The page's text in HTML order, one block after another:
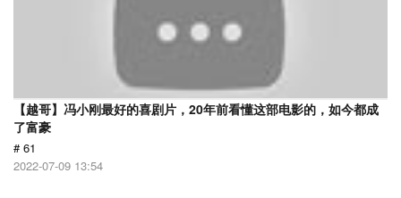
【越哥】冯小刚最好的喜剧片，20年前看懂这部电影的，如今都成
了富豪
# 61
2022-07-09 13:54